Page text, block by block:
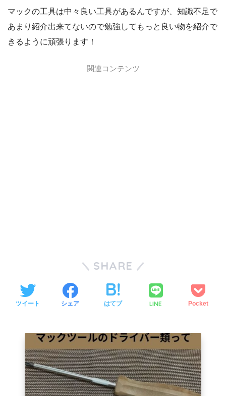
マックの工具は中々良い工具があるんですが、知識不足で
あまり紹介出来てないので勉強してもっと良い物を紹介で
きるように頑張ります！
関連コンテンツ
SHARE
ツイート シェア はてブ LINE Pocket